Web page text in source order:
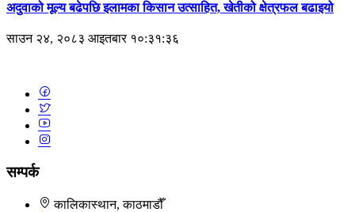
अदुवाको मूल्य बढेपछि इलामका किसान उत्साहित, खेतीको क्षेत्रफल बढाइयो
साउन २४, २०८३ आइतबार १०:३१:३६
सम्पर्क
कालिकास्थान, काठमाडौँ